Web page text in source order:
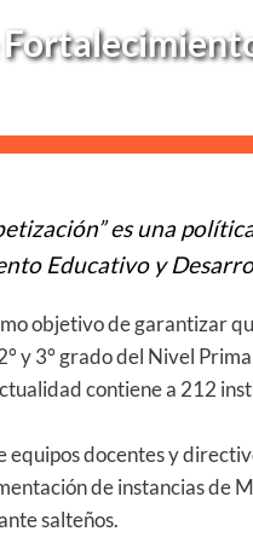
es una
Educativo y
objetivo de garantizar
y 3° grado del Nivel
contiene a 212
docentes y
de instancias de
salteños.